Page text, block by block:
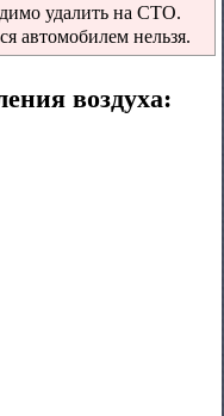
удалить на СТО.
автомобилем нельзя.
воздуха: